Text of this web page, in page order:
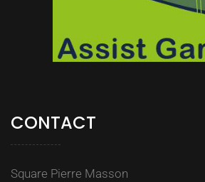
CONTACT
Square Pierre Masson